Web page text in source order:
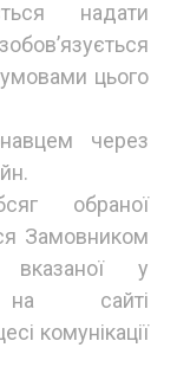
надати
цього
через
обраної
Замовником
вказаної у
на сайті
комунікації